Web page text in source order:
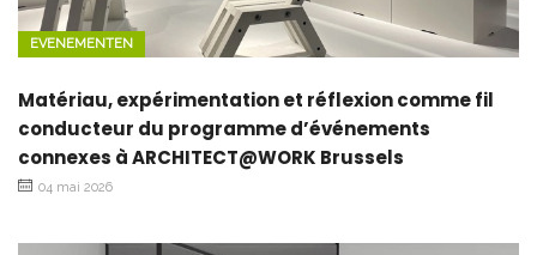
EVENEMENTEN
Matériau, expérimentation et réflexion comme fil
conducteur du programme d’événements
connexes à ARCHITECT@WORK Brussels
04 mai 2026